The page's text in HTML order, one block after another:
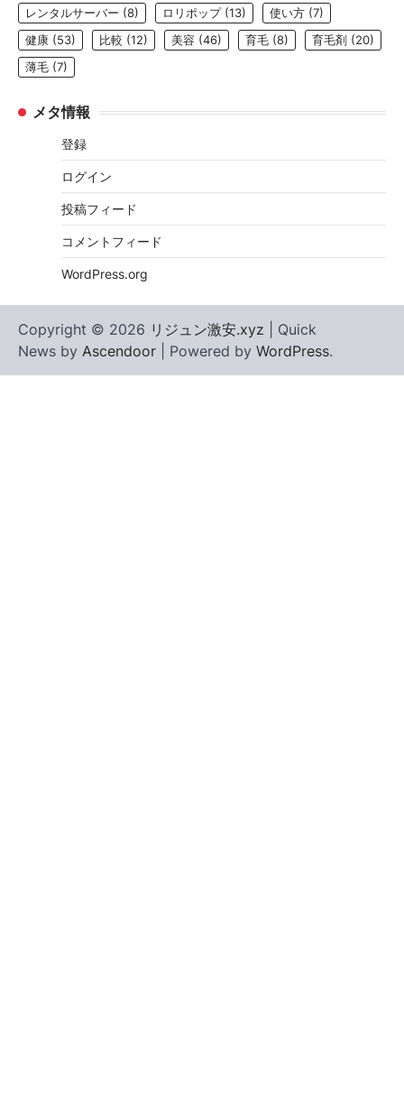
レンタルサーバー (8) ロリポップ(13) 使い方 (7)
健康 (53) 比較 (12) 美容 (46) 育毛 (8) 育毛剤 (20)
薄毛 (7)
メタ情報
登録
ログイン
投稿フィード
コメントフィード
WordPress.org
Copyright © 2026 リジュン激安.xyz | Quick
News by Ascendoor | Powered by WordPress.